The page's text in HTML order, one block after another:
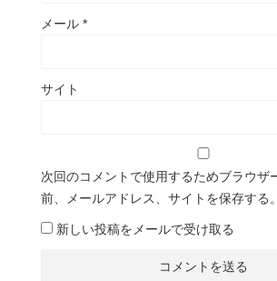
メール *
サイト
次回のコメントで使用するためブラウザ
前、メールアドレス、サイトを保存する。
新しい投稿をメールで受け取る